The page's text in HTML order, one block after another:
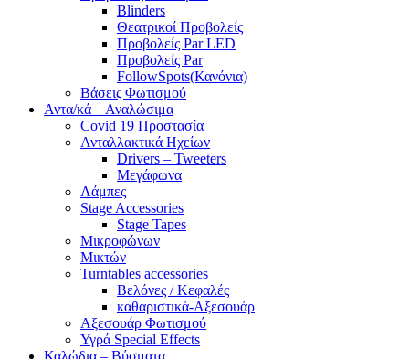
Blinders
Θεατρικοί Προβολείς
Προβολείς Par LED
Προβολείς Par
FollowSpots(Κανόνια)
Βάσεις Φωτισμού
Αντα/κά – Αναλώσιμα
Covid 19 Προστασία
Ανταλλακτικά Ηχείων
Drivers – Tweeters
Μεγάφωνα
Λάμπες
Stage Accessories
Stage Tapes
Μικροφώνων
Μικτών
Turntables accessories
Βελόνες / Κεφαλές
καθαριστικά-Αξεσουάρ
Αξεσουάρ Φωτισμού
Υγρά Special Effects
Καλώδια – Βύσματα